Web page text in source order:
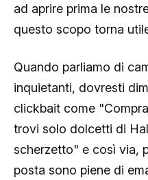
ad aprire prima le
questo scopo torna
Quando parliamo di
inquietanti, dovresti
clickbait come
trovi solo dolcetti di
scherzetto" e così via,
posta sono piene di